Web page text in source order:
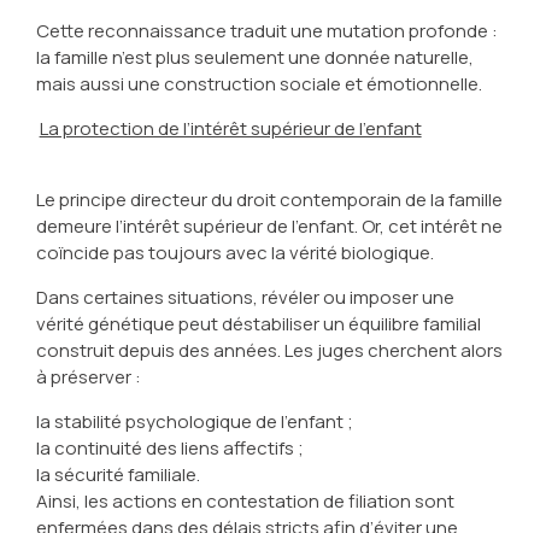
Cette reconnaissance traduit une mutation profonde :
la famille n’est plus seulement une donnée naturelle,
mais aussi une construction sociale et émotionnelle.
La protection de l’intérêt supérieur de l’enfant
Le principe directeur du droit contemporain de la famille
demeure l’intérêt supérieur de l’enfant. Or, cet intérêt ne
coïncide pas toujours avec la vérité biologique.
Dans certaines situations, révéler ou imposer une
vérité génétique peut déstabiliser un équilibre familial
construit depuis des années. Les juges cherchent alors
à préserver :
la stabilité psychologique de l’enfant ;
la continuité des liens affectifs ;
la sécurité familiale.
Ainsi, les actions en contestation de filiation sont
enfermées dans des délais stricts afin d’éviter une